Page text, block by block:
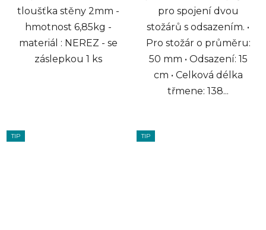
tloušťka stěny 2mm -
hmotnost 6,85kg -
materiál : NEREZ - se
záslepkou 1 ks
pro spojení dvou
stožárů s odsazením. •
Pro stožár o průměru:
50 mm • Odsazení: 15
cm • Celková délka
třmene: 138...
TIP TIP